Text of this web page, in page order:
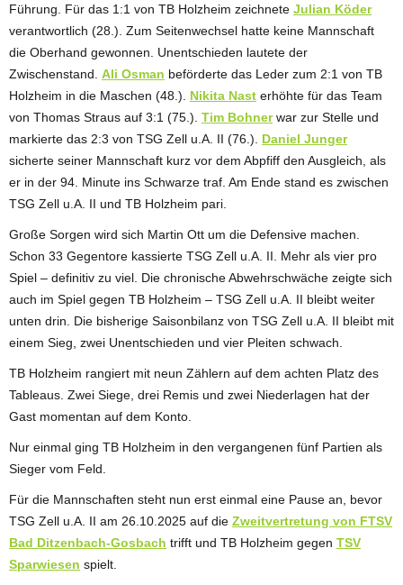
Führung. Für das 1:1 von TB Holzheim zeichnete Julian Köder
verantwortlich (28.). Zum Seitenwechsel hatte keine Mannschaft
die Oberhand gewonnen. Unentschieden lautete der
Zwischenstand. Ali Osman beförderte das Leder zum 2:1 von TB
Holzheim in die Maschen (48.). Nikita Nast erhöhte für das Team
von Thomas Straus auf 3:1 (75.). Tim Bohnerwar zur Stelle und
markierte das 2:3 von TSG Zell u.A. II (76.). Daniel Junger
sicherte seiner Mannschaft kurz vor dem Abpfiff den Ausgleich, als
er in der 94. Minute ins Schwarze traf. Am Ende stand es zwischen
TSG Zell u.A. II und TB Holzheim pari.
Große Sorgen wird sich Martin Ott um die Defensive machen.
Schon 33 Gegentore kassierte TSG Zell u.A. II. Mehr als vier pro
Spiel – definitiv zu viel. Die chronische Abwehrschwäche zeigte sich
auch im Spiel gegen TB Holzheim – TSG Zell u.A. II bleibt weiter
unten drin. Die bisherige Saisonbilanz von TSG Zell u.A. II bleibt mit
einem Sieg, zwei Unentschieden und vier Pleiten schwach.
TB Holzheim rangiert mit neun Zählern auf dem achten Platz des
Tableaus. Zwei Siege, drei Remis und zwei Niederlagen hat der
Gast momentan auf dem Konto.
Nur einmal ging TB Holzheim in den vergangenen fünf Partien als
Sieger vom Feld.
Für die Mannschaften steht nun erst einmal eine Pause an, bevor
TSG Zell u.A. II am 26.10.2025 auf die Zweitvertretung von FTSV
Bad Ditzenbach-Gosbach trifft und TB Holzheim gegen TSV
Sparwiesen spielt.